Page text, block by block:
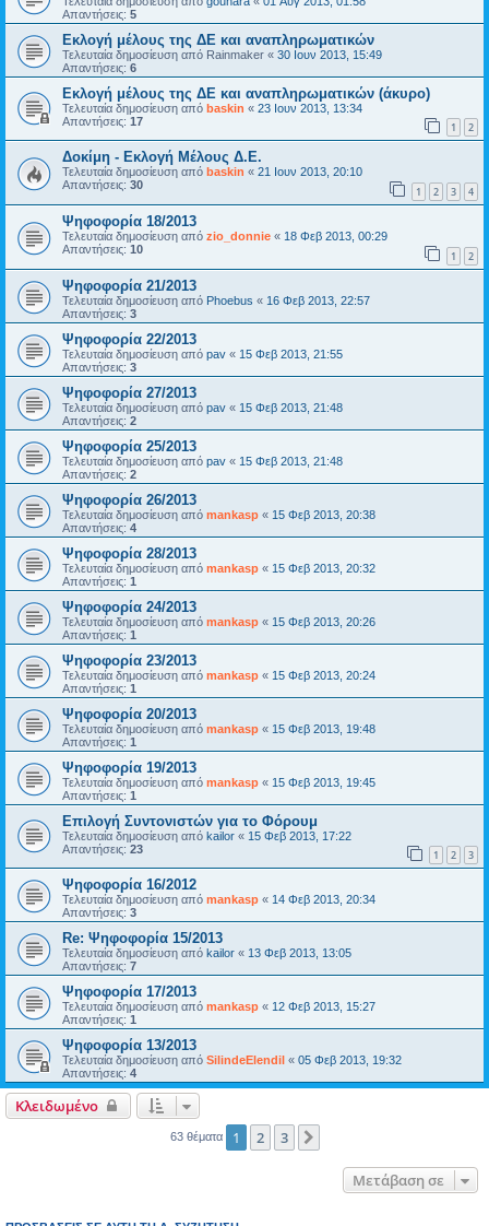
Απαντήσεις: 5
Eκλογή μέλους της ΔΕ και αναπληρωματικών
Τελευταία δημοσίευση από Rainmaker « 30 Ιουν 2013, 15:49
Απαντήσεις: 6
Eκλογή μέλους της ΔΕ και αναπληρωματικών (άκυρο)
Τελευταία δημοσίευση από baskin « 23 Ιουν 2013, 13:34
Απαντήσεις: 17 1 2
Δοκίμη - Εκλογή Μέλους Δ.Ε.
Τελευταία δημοσίευση από baskin « 21 Ιουν 2013, 20:10
Απαντήσεις: 30 1 2 3 4
Ψηφοφορία 18/2013
Τελευταία δημοσίευση από zio_donnie « 18 Φεβ 2013, 00:29
Απαντήσεις: 10 1 2
Ψηφοφορία 21/2013
Τελευταία δημοσίευση από Phoebus « 16 Φεβ 2013, 22:57
Απαντήσεις: 3
Ψηφοφορία 22/2013
Τελευταία δημοσίευση από pav « 15 Φεβ 2013, 21:55
Απαντήσεις: 3
Ψηφοφορία 27/2013
Τελευταία δημοσίευση από pav « 15 Φεβ 2013, 21:48
Απαντήσεις: 2
Ψηφοφορία 25/2013
Τελευταία δημοσίευση από pav « 15 Φεβ 2013, 21:48
Απαντήσεις: 2
Ψηφοφορία 26/2013
Τελευταία δημοσίευση από mankasp « 15 Φεβ 2013, 20:38
Απαντήσεις: 4
Ψηφοφορία 28/2013
Τελευταία δημοσίευση από mankasp « 15 Φεβ 2013, 20:32
Απαντήσεις: 1
Ψηφοφορία 24/2013
Τελευταία δημοσίευση από mankasp « 15 Φεβ 2013, 20:26
Απαντήσεις: 1
Ψηφοφορία 23/2013
Τελευταία δημοσίευση από mankasp « 15 Φεβ 2013, 20:24
Απαντήσεις: 1
Ψηφοφορία 20/2013
Τελευταία δημοσίευση από mankasp « 15 Φεβ 2013, 19:48
Απαντήσεις: 1
Ψηφοφορία 19/2013
Τελευταία δημοσίευση από mankasp « 15 Φεβ 2013, 19:45
Απαντήσεις: 1
Επιλογή Συντονιστών για το Φόρουμ
Τελευταία δημοσίευση από kailor « 15 Φεβ 2013, 17:22
Απαντήσεις: 23 1 2 3
Ψηφοφορία 16/2012
Τελευταία δημοσίευση από mankasp « 14 Φεβ 2013, 20:34
Απαντήσεις: 3
Re: Ψηφοφορία 15/2013
Τελευταία δημοσίευση από kailor « 13 Φεβ 2013, 13:05
Απαντήσεις: 7
Ψηφοφορία 17/2013
Τελευταία δημοσίευση από mankasp « 12 Φεβ 2013, 15:27
Απαντήσεις: 1
Ψηφοφορία 13/2013
Τελευταία δημοσίευση από SilindeElendil « 05 Φεβ 2013, 19:32
Απαντήσεις: 4
Κλειδωμένο
63 θέματα 1 2 3
Μετάβαση σε